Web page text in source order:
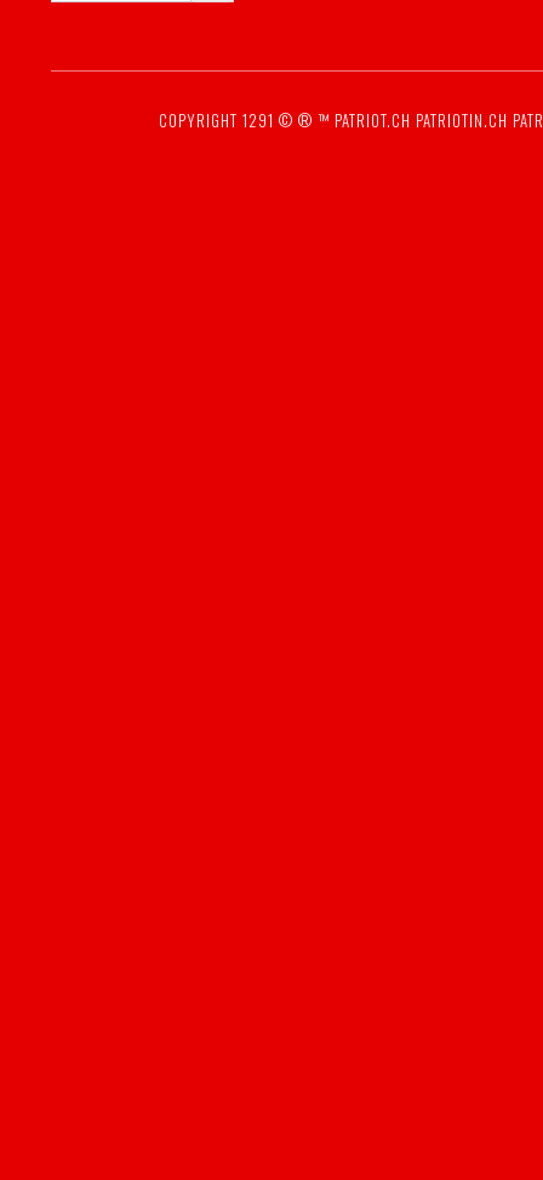
COPYRIGHT 1291 © ® ™ PATRIOT.CH PATRIOTIN.CH